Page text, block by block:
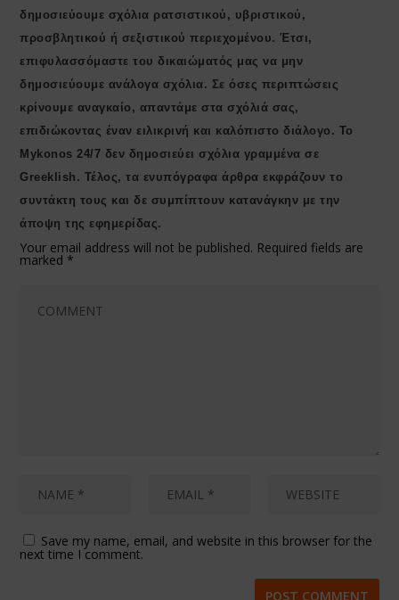
δημοσιεύουμε σχόλια ρατσιστικού, υβριστικού,
προσβλητικού ή σεξιστικού περιεχομένου. Έτσι,
επιφυλασσόμαστε του δικαιώματός μας να μην
δημοσιεύουμε ανάλογα σχόλια. Σε όσες περιπτώσεις
κρίνουμε αναγκαίο, απαντάμε στα σχόλιά σας,
επιδιώκοντας έναν ειλικρινή και καλόπιστο διάλογο. Το
Μykonos 24/7 δεν δημοσιεύει σχόλια γραμμένα σε
Greeklish. Τέλος, τα ενυπόγραφα άρθρα εκφράζουν το
συντάκτη τους και δε συμπίπτουν κατανάγκην με την
άποψη της εφημερίδας.
Your email address will not be published. Required fields are
marked *
Save my name, email, and website in this browser for the
next time I comment.